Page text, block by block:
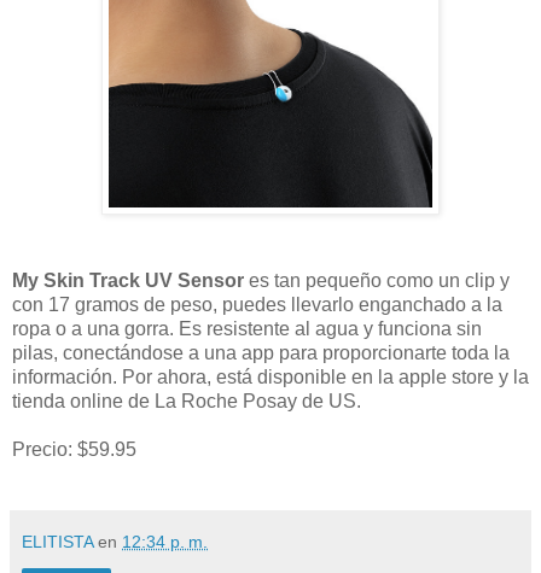
My Skin Track UV Sensor es tan pequeño como un clip y
con 17 gramos de peso, puedes llevarlo enganchado a la
ropa o a una gorra. Es resistente al agua y funciona sin
pilas, conectándose a una app para proporcionarte toda la
información. Por ahora, está disponible en la apple store y la
tienda online de La Roche Posay de US.
Precio: $59.95
ELITISTA en 12:34 p. m.